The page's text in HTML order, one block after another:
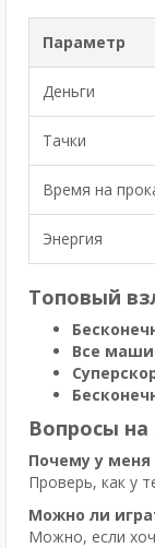
Параметр
Деньги
Тачки
Время на
Энергия
Топовый
Все
Вопросы на
Почему у меня
Проверь, как у
Можно ли
Можно, если